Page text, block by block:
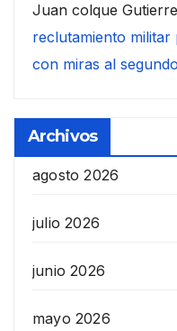
Juan colque
reclutamiento
con miras al
Archivos
agosto 2026
julio 2026
junio 2026
mayo 2026